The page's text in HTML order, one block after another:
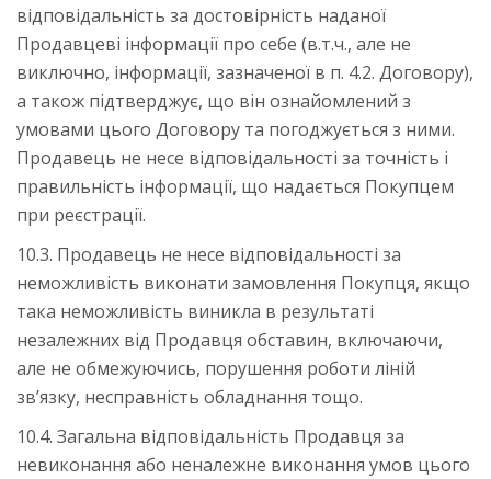
відповідальність за достовірність наданої
Продавцеві інформації про себе (в.т.ч., але не
виключно, інформації, зазначеної в п. 4.2. Договору),
а також підтверджує, що він ознайомлений з
умовами цього Договору та погоджується з ними.
Продавець не несе відповідальності за точність і
правильність інформації, що надається Покупцем
при реєстрації.
10.3. Продавець не несе відповідальності за
неможливість виконати замовлення Покупця, якщо
така неможливість виникла в результаті
незалежних від Продавця обставин, включаючи,
але не обмежуючись, порушення роботи ліній
зв’язку, несправність обладнання тощо.
10.4. Загальна відповідальність Продавця за
невиконання або неналежне виконання умов цього